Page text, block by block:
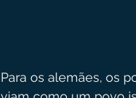
Para os alemães, os